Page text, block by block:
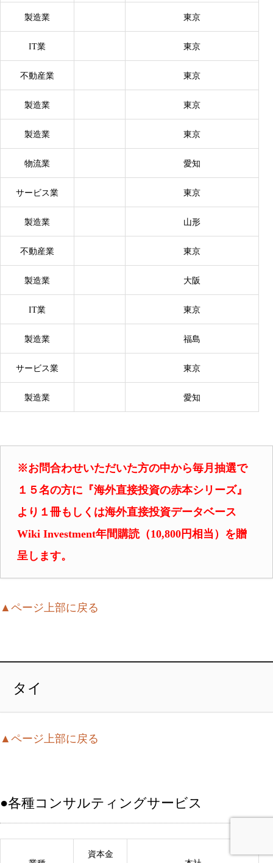
製造業 東京
IT業 東京
不動産業 東京
製造業 東京
製造業 東京
物流業 愛知
サービス業 東京
製造業 山形
不動産業 東京
製造業 大阪
IT業 東京
製造業 福島
サービス業 東京
製造業 愛知
※お問合わせいただいた方の中から毎月抽選で
１５名の方に『海外直接投資の赤本シリーズ』
より １冊もしくは海外直接投資データベース
Wiki Investment年間購読（10,800円相当）を贈
呈します。
▲ページ上部に戻る
タイ
▲ページ上部に戻る
●各種コンサルティングサービス
資本金